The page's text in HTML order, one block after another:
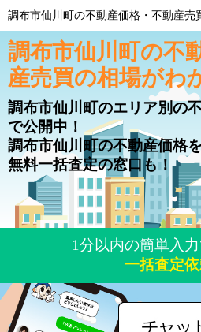
調布市仙川町の不動産価格・不動産売
調布市仙川町の不
産売買の相場がわ
調布市仙川町のエリア別の
で公開中！
調布市仙川町の不動産価格
無料一括査定の窓口も！
1分以内の簡単入
一括査定依